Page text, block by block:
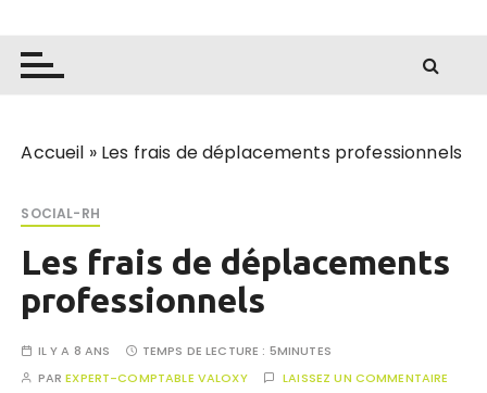
Accueil » Les frais de déplacements professionnels
SOCIAL-RH
Les frais de déplacements
professionnels
IL Y A 8 ANS TEMPS DE LECTURE : 5MINUTES
PAREXPERT-COMPTABLE VALOXY LAISSEZ UN COMMENTAIRE